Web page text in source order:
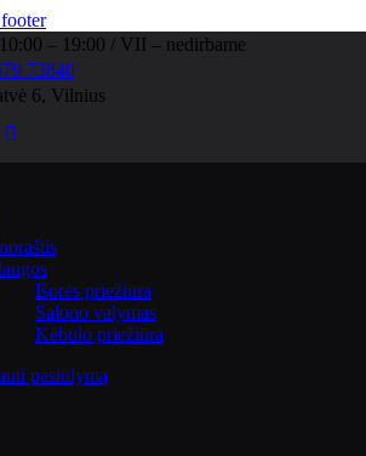
– 19:00 / VII – nedirbame
73840
6, Vilnius
Išorės priežiūra
Salono valymas
Kėbulo priežiūra
pasiūlymą